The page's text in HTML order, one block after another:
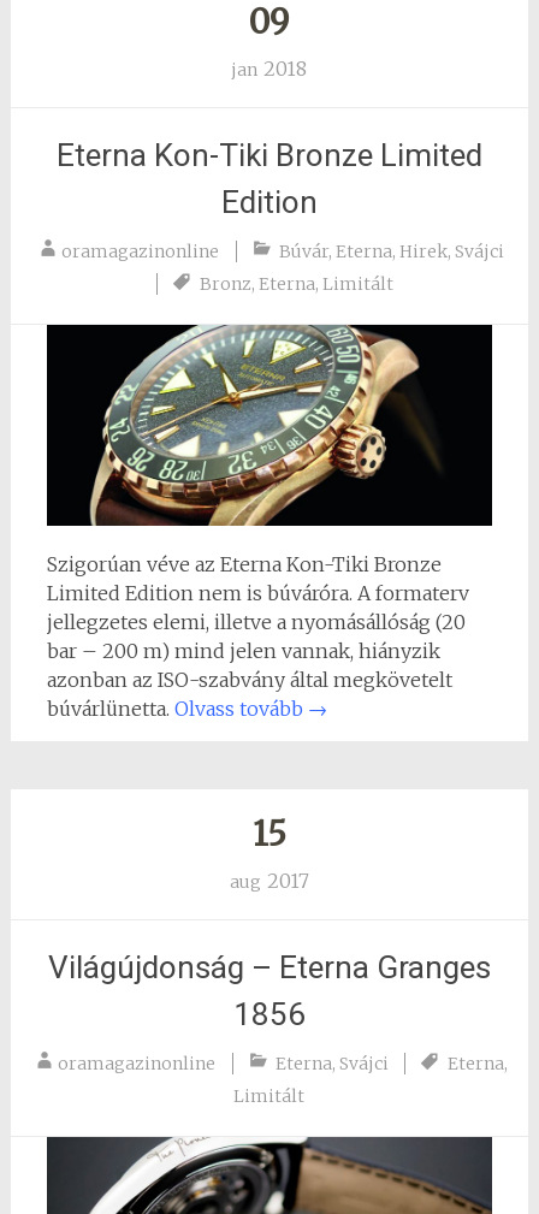
09
jan 2018
Eterna Kon-Tiki Bronze Limited
Edition
oramagazinonline Búvár, Eterna, Hirek, Svájci
Bronz,Eterna,Limitált
Szigorúan véve az Eterna Kon-Tiki Bronze
Limited Edition nem is búváróra. A formaterv
jellegzetes elemi, illetve a nyomásállóság (20
bar – 200 m) mind jelen vannak, hiányzik
azonban az ISO-szabvány által megkövetelt
búvárlünetta. Olvass tovább →
15
aug 2017
Világújdonság – Eterna Granges
1856
oramagazinonline Eterna, Svájci Eterna,
Limitált